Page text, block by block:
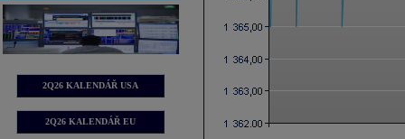
2Q26 KALENDÁŘ USA
2Q26 KALENDÁŘ EU